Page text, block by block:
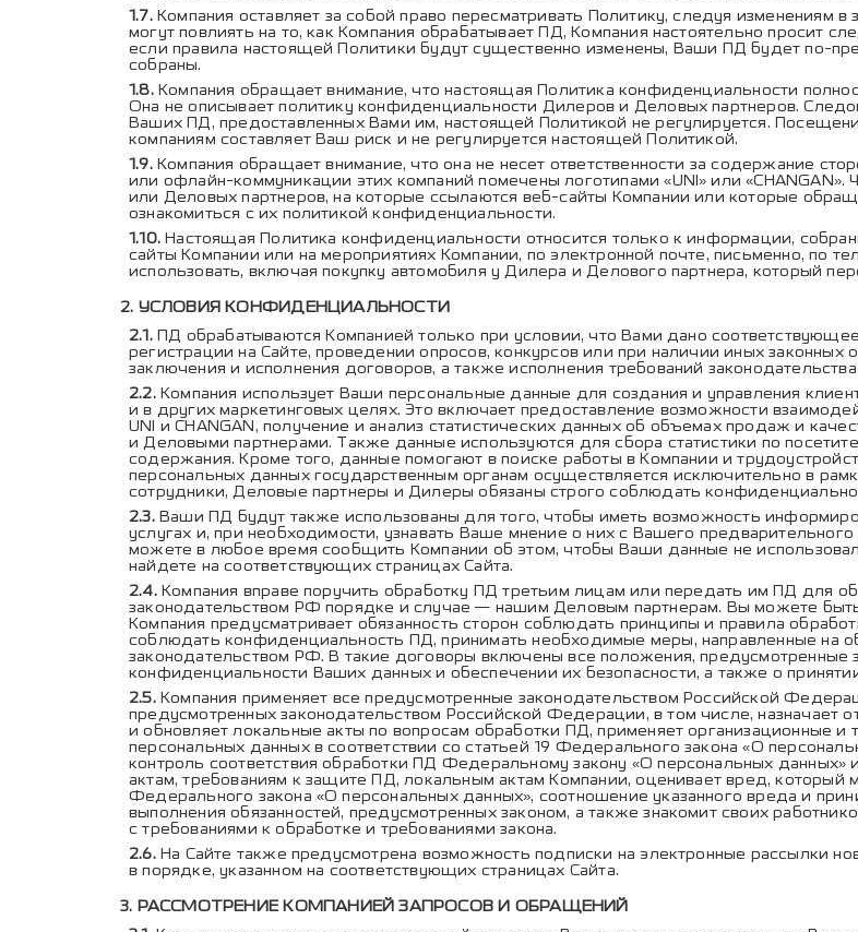
Компания оставляет за собой право пересматривать Политику, следуя изменениям
могут повлиять на то, как Компания обрабатывает ПД, Компания настоятельно просит
если правила настоящей Политики будут существенно изменены, Ваши ПД будет по-
собраны.
Компания обращает внимание, что настоящая Политика конфиденциальности
Она не описывает политику конфиденциальности Дилеров и Деловых партнеров.
Ваших ПД, предоставленных Вами им, настоящей Политикой не регулируется.
компаниям составляет Ваш риск и не регулируется настоящей Политикой.
Компания обращает внимание, что она не несет ответственности за содержание
или офлайн-коммуникации этих компаний помечены логотипами «UNI» или
или Деловых партнеров, на которые ссылаются веб-сайты Компании или которые
ознакомиться с их политикой конфиденциальности.
Настоящая Политика конфиденциальности относится только к информации,
сайты Компании или на мероприятиях Компании, по электронной почте, письменно, по
использовать, включая покупку автомобиля у Дилера и Делового партнера, который
УСЛОВИЯ КОНФИДЕНЦИАЛЬНОСТИ
ПД обрабатываются Компанией только при условии, что Вами дано
регистрации на Сайте, проведении опросов, конкурсов или при наличии иных
заключения и исполнения договоров, а также исполнения требований
Компания использует Ваши персональные данные для создания и управления
и в других маркетинговых целях. Это включает предоставление возможности
UNI и CHANGAN, получение и анализ статистических данных об объемах продаж и
и Деловыми партнерами. Также данные используются для сбора статистики по
содержания. Кроме того, данные помогают в поиске работы в Компании и
персональных данных государственным органам осуществляется исключительно в
сотрудники, Деловые партнеры и Дилеры обязаны строго соблюдать
Ваши ПД будут также использованы для того, чтобы иметь возможность
услугах и, при необходимости, узнавать Ваше мнение о них с Вашего
можете в любое время сообщить Компании об этом, чтобы Ваши данные не
найдете на соответствующих страницах Сайта.
Компания вправе поручить обработку ПД третьим лицам или передать им ПД для
законодательством РФ порядке и случае — нашим Деловым партнерам. Вы можете
Компания предусматривает обязанность сторон соблюдать принципы и правила
соблюдать конфиденциальность ПД, принимать необходимые меры, направленные на
законодательством РФ. В такие договоры включены все положения, предусмотренные
конфиденциальности Ваших данных и обеспечении их безопасности, а также о
Компания применяет все предусмотренные законодательством Российской
предусмотренных законодательством Российской Федерации, в том числе, назначает
и обновляет локальные акты по вопросам обработки ПД, применяет организационные
персональных данных в соответствии со статьей 19 Федерального закона «О
контроль соответствия обработки ПД Федеральному закону «О персональных данных»
актам, требованиям к защите ПД, локальным актам Компании, оценивает вред,
Федерального закона «О персональных данных», соотношение указанного вреда и
выполнения обязанностей, предусмотренных законом, а также знакомит своих
с требованиями к обработке и требованиями закона.
На Сайте также предусмотрена возможность подписки на электронные рассылки
в порядке, указанном на соответствующих страницах Сайта.
РАССМОТРЕНИЕ КОМПАНИЕЙ ЗАПРОСОВ И ОБРАЩЕНИЙ